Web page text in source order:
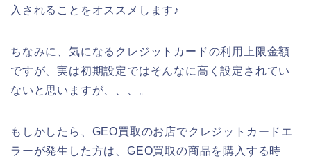
入されることをオススメします♪
ちなみに、気になるクレジットカードの利用上限金額
ですが、実は初期設定ではそんなに高く設定されてい
ないと思いますが、、、。
もしかしたら、GEO買取のお店でクレジットカードエ
ラーが発生した方は、GEO買取の商品を購入する時